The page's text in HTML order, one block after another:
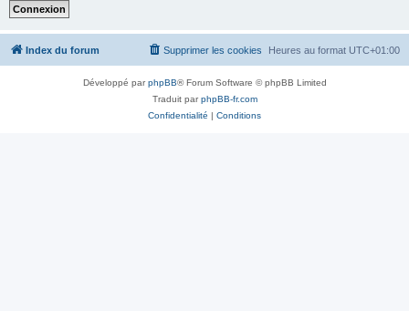
Index du forum Heures au format UTC+01:00
Supprimer les cookies
Développé parphpBB® Forum Software © phpBB Limited
Traduit parphpBB-fr.com
Confidentialité | Conditions